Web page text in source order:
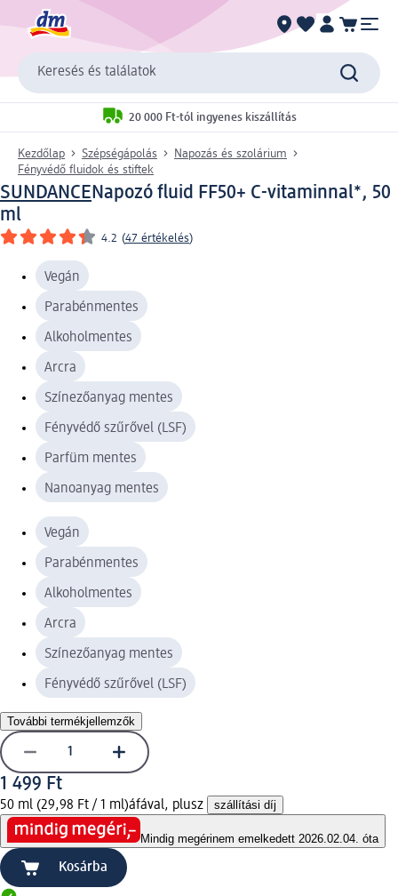
Keresés és találatok
20 000 Ft-tól ingyenes kiszállítás
Kezdőlap Szépségápolás
Napozás és szolárium
Fényvédő fluidok és stiftek
SUNDANCENapozó fluid FF50+ C-vitaminnal*, 50
ml
4.2 (47 értékelés)
Vegán
Parabénmentes
Alkoholmentes
Arcra
Színezőanyag mentes
Fényvédő szűrővel (LSF)
Parfüm mentes
Nanoanyag mentes
Vegán
Parabénmentes
Alkoholmentes
Arcra
Színezőanyag mentes
Fényvédő szűrővel (LSF)
További termékjellemzők
1 499 Ft
50 ml (29,98 Ft / 1 ml)áfával, plusz szállítási díj
Mindig megérinem emelkedett 2026.02.04. óta
Kosárba